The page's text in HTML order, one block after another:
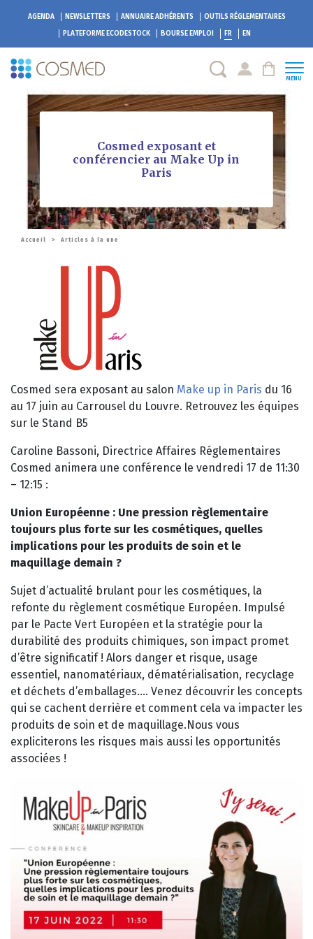
AGENDA NEWSLETTERS ANNUAIRE ADHÉRENTS
OUTILS RÉGLEMENTAIRES
PLATEFORME ECODESTOCK BOURSE EMPLOI FR EN
MENU
Cosmed exposant et
conférencier au Make Up in
Paris
Accueil > Articles à la une
Cosmed sera exposant au salon Make up in Paris du 16
au 17 juin au Carrousel du Louvre. Retrouvez les équipes
sur le Stand B5
Caroline Bassoni, Directrice Affaires Réglementaires
Cosmed animera une conférence le vendredi 17 de 11:30
– 12:15 :
Union Européenne : Une pression règlementaire
toujours plus forte sur les cosmétiques, quelles
implications pour les produits de soin et le
maquillage demain ?
Sujet d’actualité brulant pour les cosmétiques, la
refonte du règlement cosmétique Européen. Impulsé
par le Pacte Vert Européen et la stratégie pour la
durabilité des produits chimiques, son impact promet
d’être significatif ! Alors danger et risque, usage
essentiel, nanomatériaux, dématérialisation, recyclage
et déchets d’emballages…. Venez découvrir les concepts
qui se cachent derrière et comment cela va impacter les
produits de soin et de maquillage.Nous vous
expliciterons les risques mais aussi les opportunités
associées !